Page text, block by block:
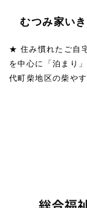
むつみ家いき
★ 住み慣れたご自
を中心に「泊まり
代町柴地区の柴や